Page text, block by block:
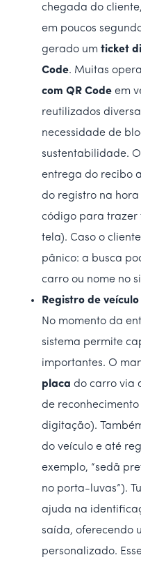
chegada do
em poucos
gerado um ticket
Code. Muitas
com QR Code em
reutilizados
necessidade de
sustentabilidade.
entrega do recibo
do registro na
código para trazer
tela). Caso o
pânico: a busca
carro ou nome no
Registro de
No momento da
sistema permite
importantes. O
placa do carro via
de
digitação).
do veículo e até
exemplo, “sedã
no porta-luvas”).
ajuda na
saída, oferecendo
personalizado.